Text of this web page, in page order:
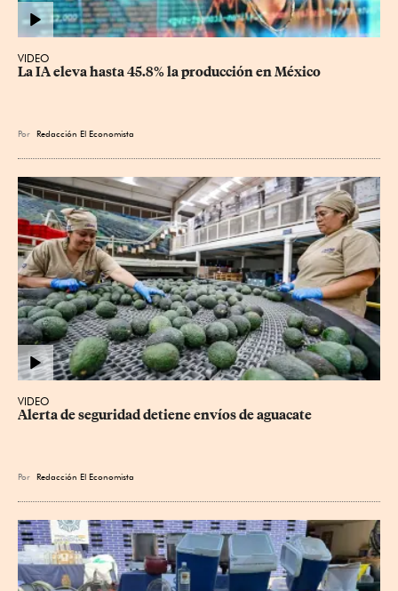
VIDEO
La IA eleva hasta 45.8% la producción en México
Por Redacción El Economista
VIDEO
Alerta de seguridad detiene envíos de aguacate
Por Redacción El Economista